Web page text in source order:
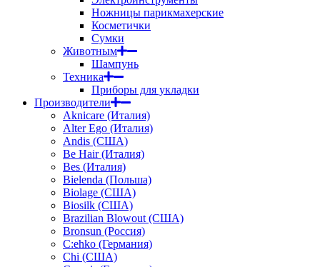
Ножницы парикмахерские
Косметички
Сумки
Животным
Шампунь
Техника
Приборы для укладки
Производители
Aknicare (Италия)
Alter Ego (Италия)
Andis (США)
Be Hair (Италия)
Bes (Италия)
Bielenda (Польша)
Biolage (США)
Biosilk (США)
Brazilian Blowout (США)
Bronsun (Россия)
C:ehko (Германия)
Chi (США)